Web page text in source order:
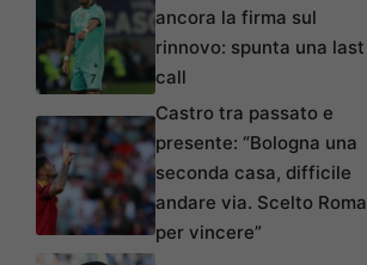
ancora la firma sul
rinnovo: spunta una last
call
Castro tra passato e
presente: “Bologna una
seconda casa, difficile
andare via. Scelto Roma
per vincere”